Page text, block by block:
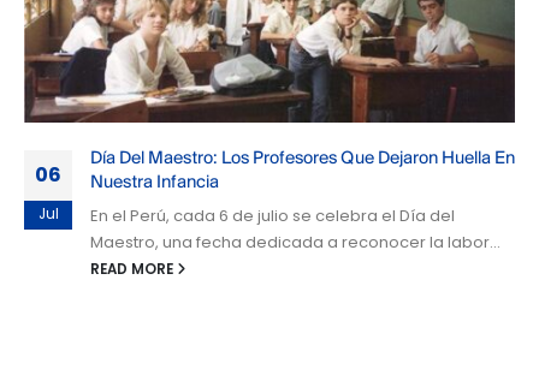
06
Jul
Día Del Maestro: Los Profesores Que Dejaron Huella En
Nuestra Infancia
En el Perú, cada 6 de julio se celebra el Día del
Maestro, una fecha dedicada a reconocer la labor...
READ MORE